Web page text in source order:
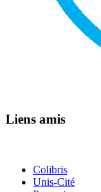
Liens amis
Colibris
Unis-Cité